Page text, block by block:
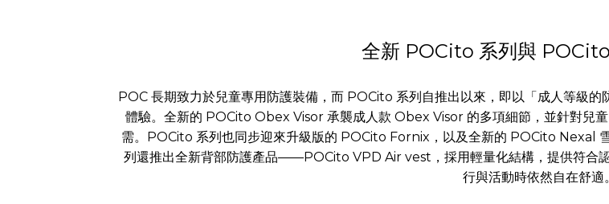
全新 POCito 系列與
POC 長期致力於兒童專用防護裝備，而 POCito 系列自推出以來，即以「成人等級
體驗。全新的 POCito Obex Visor 承襲成人款 Obex Visor 的多項細節，並針對兒
需。POCito 系列也同步迎來升級版的 POCito Fornix，以及全新的 POCito Nexal
列還推出全新背部防護產品——POCito VPD Air vest，採用輕量化結構，提供符合
行與活動時依然自在舒適。